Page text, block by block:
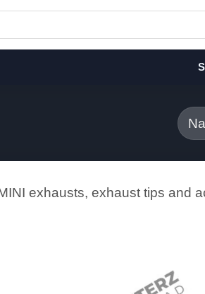
exhausts, exhaust tips and